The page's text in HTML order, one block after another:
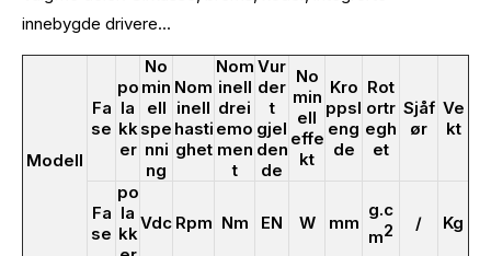
innebygde drivere...
Modell
Fa
se
po
la
kk
er
No
min
ell
spe
nni
ng
Nom
inell
hasti
ghet
Nom
inell
drei
emo
men
t
Vur
der
t
gjel
den
de
No
min
ell
effe
kt
Kro
ppsl
eng
de
Rot
ortr
egh
et
Sjåf
ør
Ve
kt
Fa
se
po
la
kk
Vdc Rpm Nm EN W mm
g.c
m2 / Kg